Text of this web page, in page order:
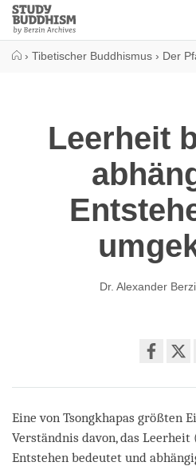
Close
Study
Buddhism
› Tibetischer Buddhismus › Der
Leerheit
Dr. Alexander
on
Eine von Tsongkhapas größten
Verständnis davon, das Leerheit
Entstehen bedeutet und